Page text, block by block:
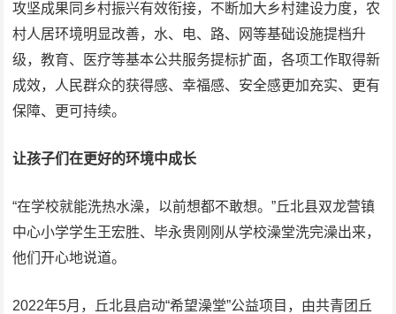
攻坚成果同乡村振兴有效衔接，不断加大乡村建设力度，农
村人居环境明显改善，水、电、路、网等基础设施提档升
级，教育、医疗等基本公共服务提标扩面，各项工作取得新
成效，人民群众的获得感、幸福感、安全感更加充实、更有
保障、更可持续。
让孩子们在更好的环境中成长
“在学校就能洗热水澡，以前想都不敢想。”丘北县双龙营镇
中心小学学生王宏胜、毕永贵刚刚从学校澡堂洗完澡出来，
他们开心地说道。
2022年5月，丘北县启动“希望澡堂”公益项目，由共青团丘